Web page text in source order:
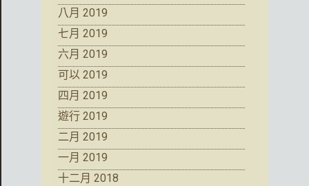
八月 2019
七月 2019
六月 2019
可以 2019
四月 2019
遊行 2019
二月 2019
一月 2019
十二月 2018